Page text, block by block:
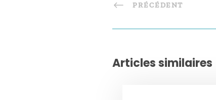
PRÉCÉDENT
Articles similaires